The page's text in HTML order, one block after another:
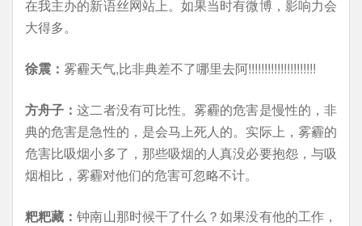
在我主办的新语丝网站上。如果当时有微博，影响力会
大得多。
徐震： 雾霾天气,比非典差不了哪里去阿!!!!!!!!!!!!!!!!!!!!!
方舟子：这二者没有可比性。雾霾的危害是慢性的，非
典的危害是急性的，是会马上死人的。实际上，雾霾的
危害比吸烟小多了，那些吸烟的人真没必要抱怨，与吸
烟相比，雾霾对他们的危害可忽略不计。
粑粑藏：钟南山那时候干了什么？如果没有他的工作，